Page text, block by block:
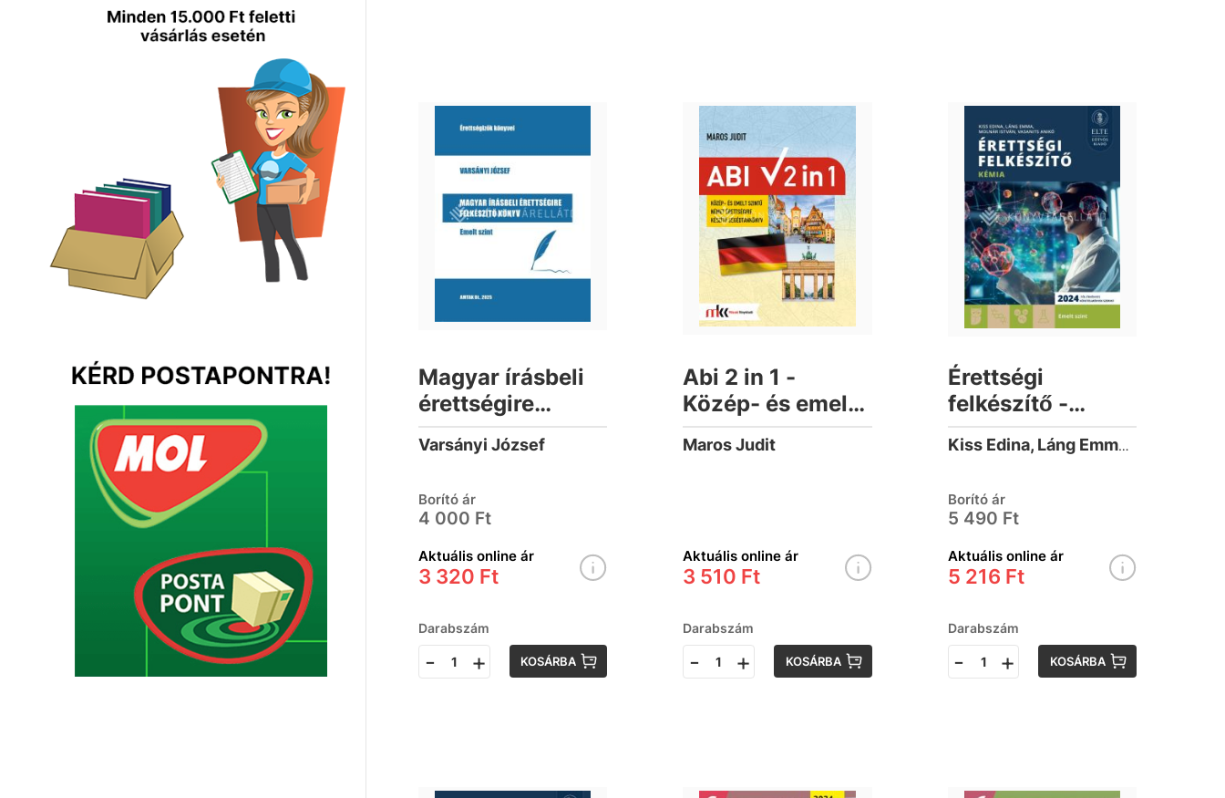
Magyar írásbeli
érettségire
felkészítő könyv
- Emelt szint
Varsányi József
Borító ár
4 000 Ft
Aktuális online ár
3 320 Ft
Darabszám
- + KOSÁRBA
Abi 2 in 1 -
Közép- és emelt
szintű német
érettségire
Maros Judit
Aktuális online ár
3 510 Ft
Darabszám
- + KOSÁRBA
Érettségi
felkészítő -
Kémia - Emelt
szint
Kiss Edina, Láng Emma, Molnár István, Vasanits Anikó
Borító ár
5 490 Ft
Aktuális online ár
5 216 Ft
Darabszám
- + KOSÁRBA